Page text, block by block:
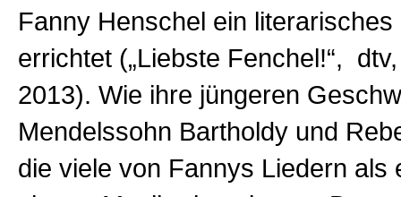
Fanny Henschel ein literarisches
errichtet („Liebste Fenchel!“,
2013). Wie ihre jüngeren
Mendelssohn Bartholdy und
die viele von Fannys Liedern als